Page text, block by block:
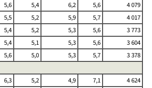
5,6 5,4 6,2 5,6
4 079
5,5 5,2 5,9 5,7
4 017
5,4 5,2 5,3 5,6
3 773
5,4 5,1 5,3 5,6
3 604
5,6 5,0 5,3 5,7
3 378
6,3 5,2 4,9 7,1
4 624